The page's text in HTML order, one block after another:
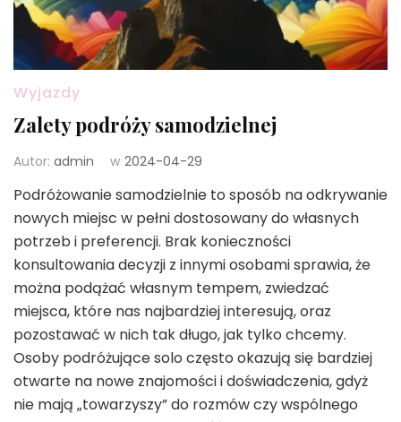
Wyjazdy
Zalety podróży samodzielnej
Autor: admin w 2024-04-29
Podróżowanie samodzielnie to sposób na odkrywanie
nowych miejsc w pełni dostosowany do własnych
potrzeb i preferencji. Brak konieczności
konsultowania decyzji z innymi osobami sprawia, że
można podążać własnym tempem, zwiedzać
miejsca, które nas najbardziej interesują, oraz
pozostawać w nich tak długo, jak tylko chcemy.
Osoby podróżujące solo często okazują się bardziej
otwarte na nowe znajomości i doświadczenia, gdyż
nie mają „towarzyszy” do rozmów czy wspólnego